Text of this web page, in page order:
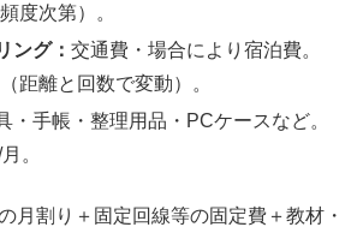
度次第）。
ング：交通費・場合により宿泊費。
距離と回数で変動）。
・手帳・整理用品・PCケースなど。
。
月割り＋固定回線等の固定費＋教材・